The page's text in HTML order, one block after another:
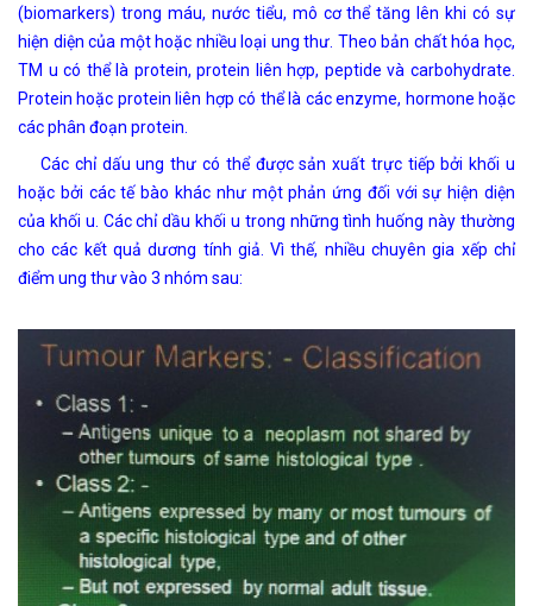
(biomarkers) trong máu, nước tiểu, mô cơ thể tăng lên khi có sự
hiện diện của một hoặc nhiều loại ung thư. Theo bản chất hóa học,
TM u có thể là protein, protein liên hợp, peptide và carbohydrate.
Protein hoặc protein liên hợp có thể là các enzyme, hormone hoặc
các phân đoạn protein.
Các chỉ dấu ung thư có thể được sản xuất trực tiếp bởi khối u
hoặc bởi các tế bào khác như một phản ứng đối với sự hiện diện
của khối u. Các chỉ dầu khối u trong những tình huống này thường
cho các kết quả dương tính giả. Vì thế, nhiều chuyên gia xếp chỉ
điểm ung thư vào 3 nhóm sau: